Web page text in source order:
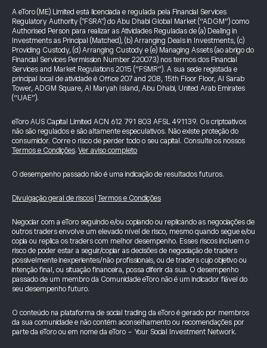
A eToro (ME) Limited está licenciada e regulada pela Financial Services
Regulatory Authority ("FSRA") do Abu Dhabi Global Market (“ADGM”) como
Authorised Person para realizar as Atividades Reguladas de (a) Dealing in
Investments as Principal (Matched), (b) Arranging Deals in Investments, (c)
Providing Custody, (d) Arranging Custody e (e) Managing Assets (ao abrigo do
Financial Services Permission Number 220073) nos termos dos Financial
Services and Market Regulations 2015 (“FSMR”). A sua sede registada e
principal local de atividade é Office 207 and 208, 15th Floor Floor, Al Sarab
Tower, ADGM Square, Al Maryah Island, Abu Dhabi, United Arab Emirates
(“UAE”).
eToro AUS Capital Limited ACN 612 791 803 AFSL 491139. Os criptoativos
não são regulados e são altamente especulativos. Não existe proteção do
consumidor. Corre o risco de perder todo o seu capital. Consulte os nossos
Termos e Condições.Ver aviso completo
O desempenho passado não é uma indicação de resultados futuros.
Divulgação geral de riscos Termos e Condições
Negociar com a eToro seguindo e/ou copiando ou replicando as negociações de
outros traders envolve um elevado nível de risco, mesmo quando segue e/ou
copia ou replica os traders com melhor desempenho. Esses riscos incluem o
risco de poder estar a seguir/copiar as decisões de negociação de traders
possivelmente inexperientes/não profissionais, ou de traders cujo objetivo ou
intenção final, ou situação financeira, possa diferir da sua. O desempenho
passado de um membro da Comunidade eToro não é um indicador fiável do
seu desempenho futuro.
O conteúdo na plataforma de social trading da eToro é gerado por membros
da sua comunidade e não contém aconselhamento ou recomendações por
parte da eToro ou em nome da eToro - Your Social Investment Network.